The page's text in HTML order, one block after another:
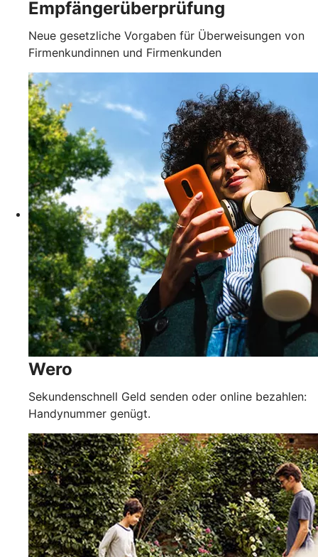
Empfängerüberprüfung
Neue gesetzliche Vorgaben für Überweisungen von
Firmenkundinnen und Firmenkunden
Wero
Sekundenschnell Geld senden oder online bezahlen:
Handynummer genügt.